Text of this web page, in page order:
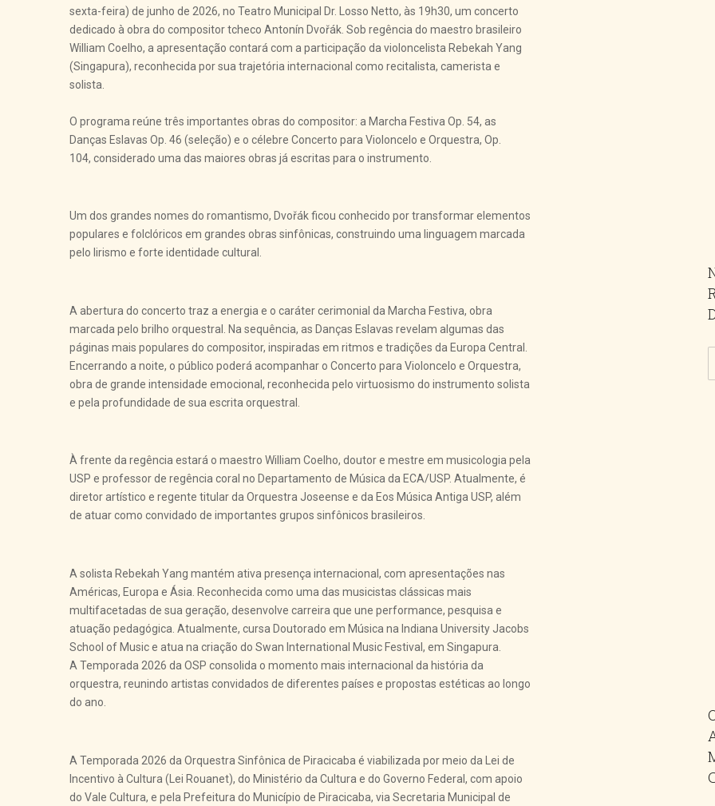
sexta-feira) de junho de 2026, no Teatro Municipal Dr. Losso Netto, às 19h30, um concerto
dedicado à obra do compositor tcheco Antonín Dvořák. Sob regência do maestro brasileiro
William Coelho, a apresentação contará com a participação da violoncelista Rebekah Yang
(Singapura), reconhecida por sua trajetória internacional como recitalista, camerista e
solista.
O programa reúne três importantes obras do compositor: a Marcha Festiva Op. 54, as
Danças Eslavas Op. 46 (seleção) e o célebre Concerto para Violoncelo e Orquestra, Op.
104, considerado uma das maiores obras já escritas para o instrumento.
Um dos grandes nomes do romantismo, Dvořák ficou conhecido por transformar elementos
populares e folclóricos em grandes obras sinfônicas, construindo uma linguagem marcada
pelo lirismo e forte identidade cultural.
A abertura do concerto traz a energia e o caráter cerimonial da Marcha Festiva, obra
marcada pelo brilho orquestral. Na sequência, as Danças Eslavas revelam algumas das
páginas mais populares do compositor, inspiradas em ritmos e tradições da Europa Central.
Encerrando a noite, o público poderá acompanhar o Concerto para Violoncelo e Orquestra,
obra de grande intensidade emocional, reconhecida pelo virtuosismo do instrumento solista
e pela profundidade de sua escrita orquestral.
À frente da regência estará o maestro William Coelho, doutor e mestre em musicologia pela
USP e professor de regência coral no Departamento de Música da ECA/USP. Atualmente, é
diretor artístico e regente titular da Orquestra Joseense e da Eos Música Antiga USP, além
de atuar como convidado de importantes grupos sinfônicos brasileiros.
A solista Rebekah Yang mantém ativa presença internacional, com apresentações nas
Américas, Europa e Ásia. Reconhecida como uma das musicistas clássicas mais
multifacetadas de sua geração, desenvolve carreira que une performance, pesquisa e
atuação pedagógica. Atualmente, cursa Doutorado em Música na Indiana University Jacobs
School of Music e atua na criação do Swan International Music Festival, em Singapura.
A Temporada 2026 da OSP consolida o momento mais internacional da história da
orquestra, reunindo artistas convidados de diferentes países e propostas estéticas ao longo
do ano.
A Temporada 2026 da Orquestra Sinfônica de Piracicaba é viabilizada por meio da Lei de
Incentivo à Cultura (Lei Rouanet), do Ministério da Cultura e do Governo Federal, com apoio
do Vale Cultura, e pela Prefeitura do Município de Piracicaba, via Secretaria Municipal de